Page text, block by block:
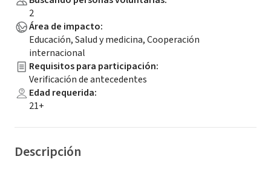
2
Área de impacto:
Educación, Salud y medicina, Cooperación
internacional
Requisitos para participación:
Verificación de antecedentes
Edad requerida:
21+
Descripción